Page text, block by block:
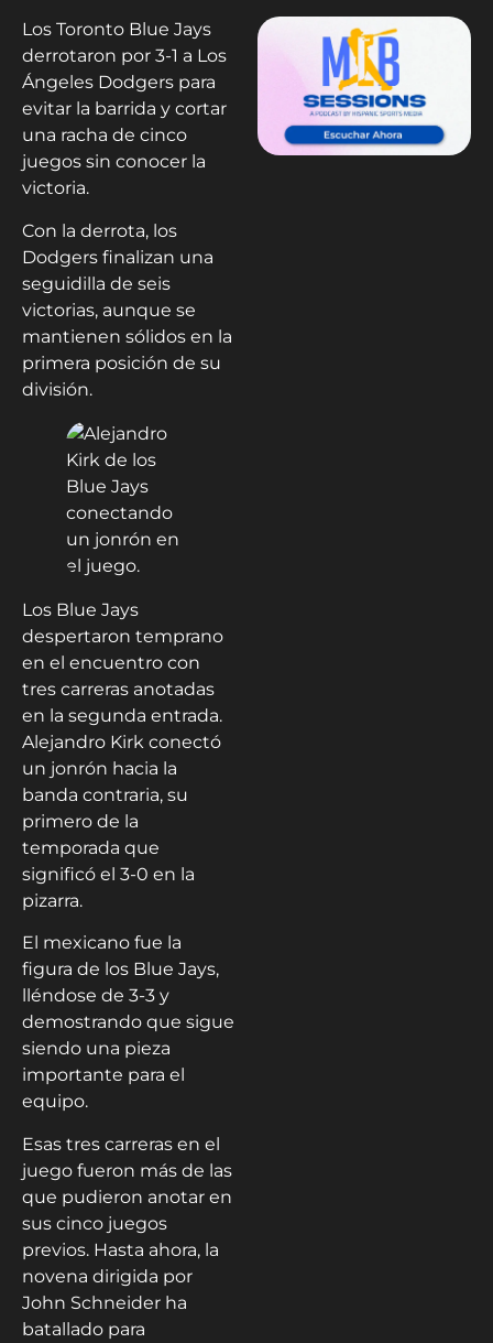
Los Toronto Blue Jays
derrotaron por 3-1 a Los
Ángeles Dodgers para
evitar la barrida y cortar
una racha de cinco
juegos sin conocer la
victoria.
Con la derrota, los
Dodgers finalizan una
seguidilla de seis
victorias, aunque se
mantienen sólidos en la
primera posición de su
división.
Los Blue Jays
despertaron temprano
en el encuentro con
tres carreras anotadas
en la segunda entrada.
Alejandro Kirk conectó
un jonrón hacia la
banda contraria, su
primero de la
temporada que
significó el 3-0 en la
pizarra.
El mexicano fue la
figura de los Blue Jays,
lléndose de 3-3 y
demostrando que sigue
siendo una pieza
importante para el
equipo.
Esas tres carreras en el
juego fueron más de las
que pudieron anotar en
sus cinco juegos
previos. Hasta ahora, la
novena dirigida por
John Schneider ha
batallado para